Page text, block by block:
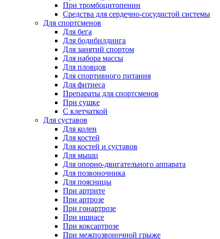
При тромбоцитопении
Средства для сердечно-сосудистой системы
Для спортсменов
Для бега
Для бодибилдинга
Для занятий спортом
Для набора массы
Для пловцов
Для спортивного питания
Для фитнеса
Препараты для спортсменов
При сушке
С клетчаткой
Для суставов
Для колен
Для костей
Для костей и суставов
Для мышц
Для опорно-двигательного аппарата
Для позвоночника
Для поясницы
При артрите
При артрозе
При гонартрозе
При ишиасе
При коксартрозе
При межпозвоночной грыже